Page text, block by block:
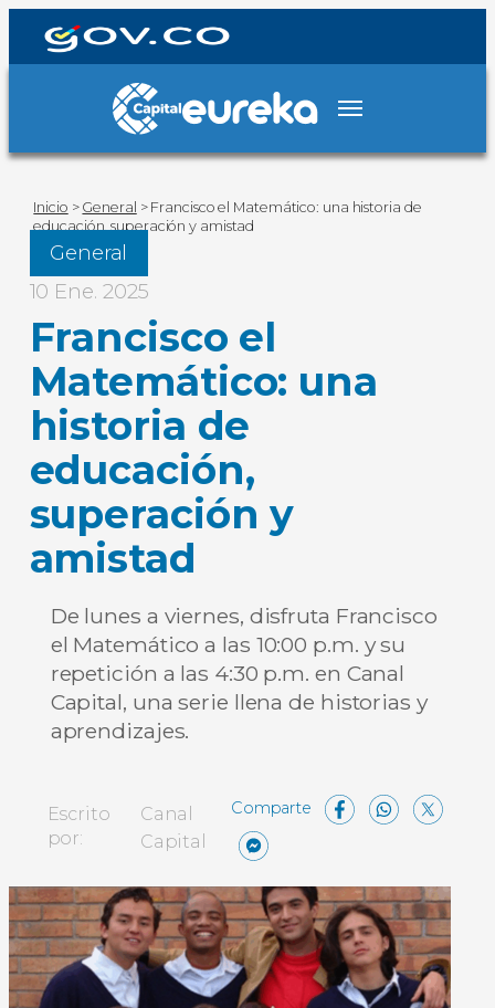
Inicio > General > Francisco el Matemático: una historia de
educación, superación y amistad
General
10 Ene. 2025
Francisco el
Matemático: una
historia de
educación,
superación y
amistad
De lunes a viernes, disfruta Francisco
el Matemático a las 10:00 p.m. y su
repetición a las 4:30 p.m. en Canal
Capital, una serie llena de historias y
aprendizajes.
Escrito
por:
Canal
Capital